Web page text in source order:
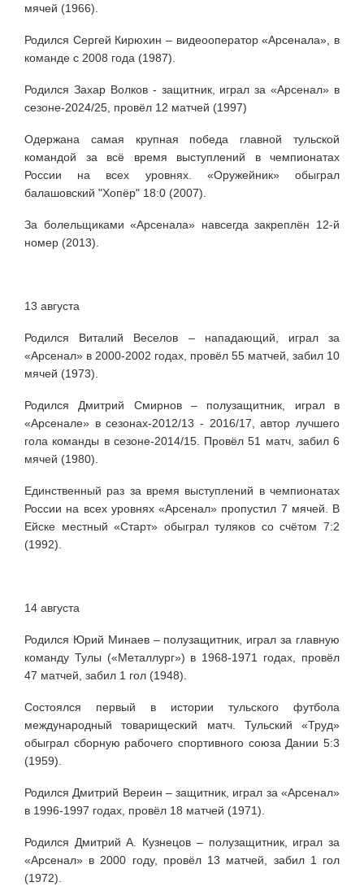
мячей (1966).
Родился Сергей Кирюхин – видеооператор «Арсенала», в
команде с 2008 года (1987).
Родился Захар Волков - защитник, играл за«Арсенал» в
сезоне-2024/25, провёл 12 матчей (1997)
Одержана самая крупная победа главной тульской
командой за всё время выступлений в чемпионатах
России на всех уровнях. «Оружейник» обыграл
балашовский "Хопёр" 18:0 (2007).
За болельщиками «Арсенала» навсегда закреплён 12-й
номер (2013).
13 августа
Родился Виталий Веселов – нападающий, играл за
«Арсенал» в 2000-2002 годах, провёл 55 матчей, забил 10
мячей (1973).
Родился Дмитрий Смирнов – полузащитник, играл в
«Арсенале» в сезонах-2012/13 - 2016/17,
автор лучшего
гола команды в сезоне-2014/15. Провёл 51 матч, забил 6
мячей (1980).
Единственный раз за время выступлений в чемпионатах
России на всех уровнях «Арсенал» пропустил 7 мячей. В
Ейске местный «Старт» обыграл туляков со счётом 7:2
(1992).
14 августа
Родился Юрий Минаев – полузащитник, играл за главную
команду Тулы («Металлург») в 1968-1971 годах, провёл
47 матчей, забил 1 гол (1948).
Состоялся первый в истории тульского футбола
международный товарищеский матч. Тульский «Труд»
обыграл сборную рабочего спортивного союза Дании 5:3
(1959).
Родился Дмитрий Вереин – защитник, играл за «Арсенал»
в 1996-1997 годах, провёл 18 матчей (1971).
Родился Дмитрий А. Кузнецов – полузащитник, играл за
«Арсенал» в 2000 году, провёл 13 матчей, забил 1 гол
(1972).